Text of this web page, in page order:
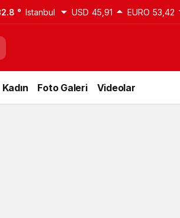
° Istanbul USD 45,91 EURO 53,42
Kadın Foto Galeri Videolar